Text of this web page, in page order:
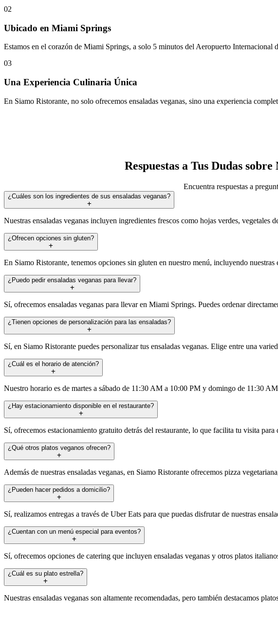
02
Ubicado en Miami Springs
Estamos en el corazón de Miami Springs, a solo 5 minutos del Aeropuerto Internacional
03
Una Experiencia Culinaria Única
En Siamo Ristorante, no solo ofrecemos ensaladas veganas, sino una experiencia
Respuestas a Tus Dudas
Encuentra respuestas a
¿Cuáles son los ingredientes de sus ensaladas veganas?
Nuestras ensaladas veganas incluyen ingredientes frescos como hojas verdes, vegetales
¿Ofrecen opciones sin gluten?
En Siamo Ristorante, tenemos opciones sin gluten en nuestro menú, incluyendo nuestras
¿Puedo pedir ensaladas veganas para llevar?
Sí, ofrecemos ensaladas veganas para llevar en Miami Springs. Puedes ordenar
¿Tienen opciones de personalización para las ensaladas?
Sí, en Siamo Ristorante puedes personalizar tus ensaladas veganas. Elige entre una
¿Cuál es el horario de atención?
Nuestro horario es de martes a sábado de 11:30 AM a 10:00 PM y domingo de 11:30
¿Hay estacionamiento disponible en el restaurante?
Sí, ofrecemos estacionamiento gratuito detrás del restaurante, lo que facilita tu visita para
¿Qué otros platos veganos ofrecen?
Además de nuestras ensaladas veganas, en Siamo Ristorante ofrecemos pizza
¿Pueden hacer pedidos a domicilio?
Sí, realizamos entregas a través de Uber Eats para que puedas disfrutar de nuestras
¿Cuentan con un menú especial para eventos?
Sí, ofrecemos opciones de catering que incluyen ensaladas veganas y otros platos
¿Cuál es su plato estrella?
Nuestras ensaladas veganas son altamente recomendadas, pero también destacamos